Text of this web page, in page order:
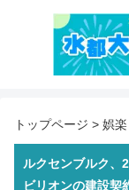
トップページ > 娯楽
ルクセンブルク、
ビリオンの建設契